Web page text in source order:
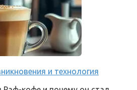
и технология